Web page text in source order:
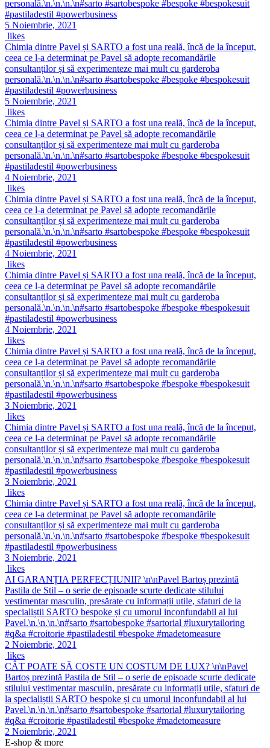
personală.\n.\n.\n.\n#sarto #sartobespoke #bespoke #bespokesuit
#pastiladestil #powerbusiness
5 Noiembrie, 2021
likes
Chimia dintre Pavel și SARTO a fost una reală, încă de la început,
ceea ce l-a determinat pe Pavel să adopte recomandările
consultanților și să experimenteze mai mult cu garderoba
personală.\n.\n.\n.\n#sarto #sartobespoke #bespoke #bespokesuit
#pastiladestil #powerbusiness
5 Noiembrie, 2021
likes
Chimia dintre Pavel și SARTO a fost una reală, încă de la început,
ceea ce l-a determinat pe Pavel să adopte recomandările
consultanților și să experimenteze mai mult cu garderoba
personală.\n.\n.\n.\n#sarto #sartobespoke #bespoke #bespokesuit
#pastiladestil #powerbusiness
4 Noiembrie, 2021
likes
Chimia dintre Pavel și SARTO a fost una reală, încă de la început,
ceea ce l-a determinat pe Pavel să adopte recomandările
consultanților și să experimenteze mai mult cu garderoba
personală.\n.\n.\n.\n#sarto #sartobespoke #bespoke #bespokesuit
#pastiladestil #powerbusiness
4 Noiembrie, 2021
likes
Chimia dintre Pavel și SARTO a fost una reală, încă de la început,
ceea ce l-a determinat pe Pavel să adopte recomandările
consultanților și să experimenteze mai mult cu garderoba
personală.\n.\n.\n.\n#sarto #sartobespoke #bespoke #bespokesuit
#pastiladestil #powerbusiness
4 Noiembrie, 2021
likes
Chimia dintre Pavel și SARTO a fost una reală, încă de la început,
ceea ce l-a determinat pe Pavel să adopte recomandările
consultanților și să experimenteze mai mult cu garderoba
personală.\n.\n.\n.\n#sarto #sartobespoke #bespoke #bespokesuit
#pastiladestil #powerbusiness
3 Noiembrie, 2021
likes
Chimia dintre Pavel și SARTO a fost una reală, încă de la început,
ceea ce l-a determinat pe Pavel să adopte recomandările
consultanților și să experimenteze mai mult cu garderoba
personală.\n.\n.\n.\n#sarto #sartobespoke #bespoke #bespokesuit
#pastiladestil #powerbusiness
3 Noiembrie, 2021
likes
Chimia dintre Pavel și SARTO a fost una reală, încă de la început,
ceea ce l-a determinat pe Pavel să adopte recomandările
consultanților și să experimenteze mai mult cu garderoba
personală.\n.\n.\n.\n#sarto #sartobespoke #bespoke #bespokesuit
#pastiladestil #powerbusiness
3 Noiembrie, 2021
likes
AI GARANȚIA PERFECȚIUNII? \n\nPavel Bartoș prezintă
Pastila de Stil – o serie de episoade scurte dedicate stilului
vestimentar masculin, presărate cu informații utile, sfaturi de la
specialiștii SARTO bespoke și cu umorul inconfundabil al lui
Pavel.\n.\n.\n.\n#sarto #sartobespoke #sartorial #luxurytailoring
#q&a #croitorie #pastiladestil #bespoke #madetomeasure
2 Noiembrie, 2021
likes
CÂT POATE SĂ COSTE UN COSTUM DE LUX? \n\nPavel
Bartoș prezintă Pastila de Stil – o serie de episoade scurte dedicate
stilului vestimentar masculin, presărate cu informații utile, sfaturi de
la specialiștii SARTO bespoke și cu umorul inconfundabil al lui
Pavel.\n.\n.\n.\n#sarto #sartobespoke #sartorial #luxurytailoring
#q&a #croitorie #pastiladestil #bespoke #madetomeasure
2 Noiembrie, 2021
E-shop & more